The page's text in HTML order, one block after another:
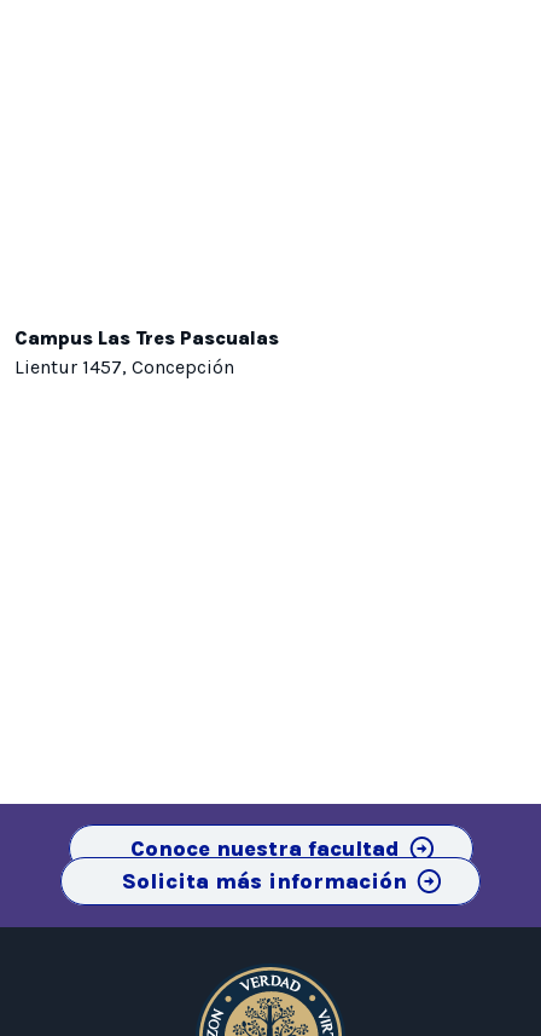
Campus Las Tres Pascualas
Lientur 1457, Concepción
Conoce nuestra facultad
Solicita más información